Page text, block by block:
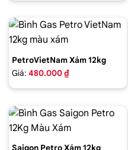
PetroVietNam Xám 12kg
Giá: 480.000 ₫
Saigon Petro Xám 12kg